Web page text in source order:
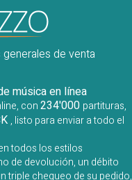
de venta
música en línea
con234'000 partituras,
, listo para enviar a todo el
todos los estilos
de devolución, un débito
triple chequeo de su pedido,